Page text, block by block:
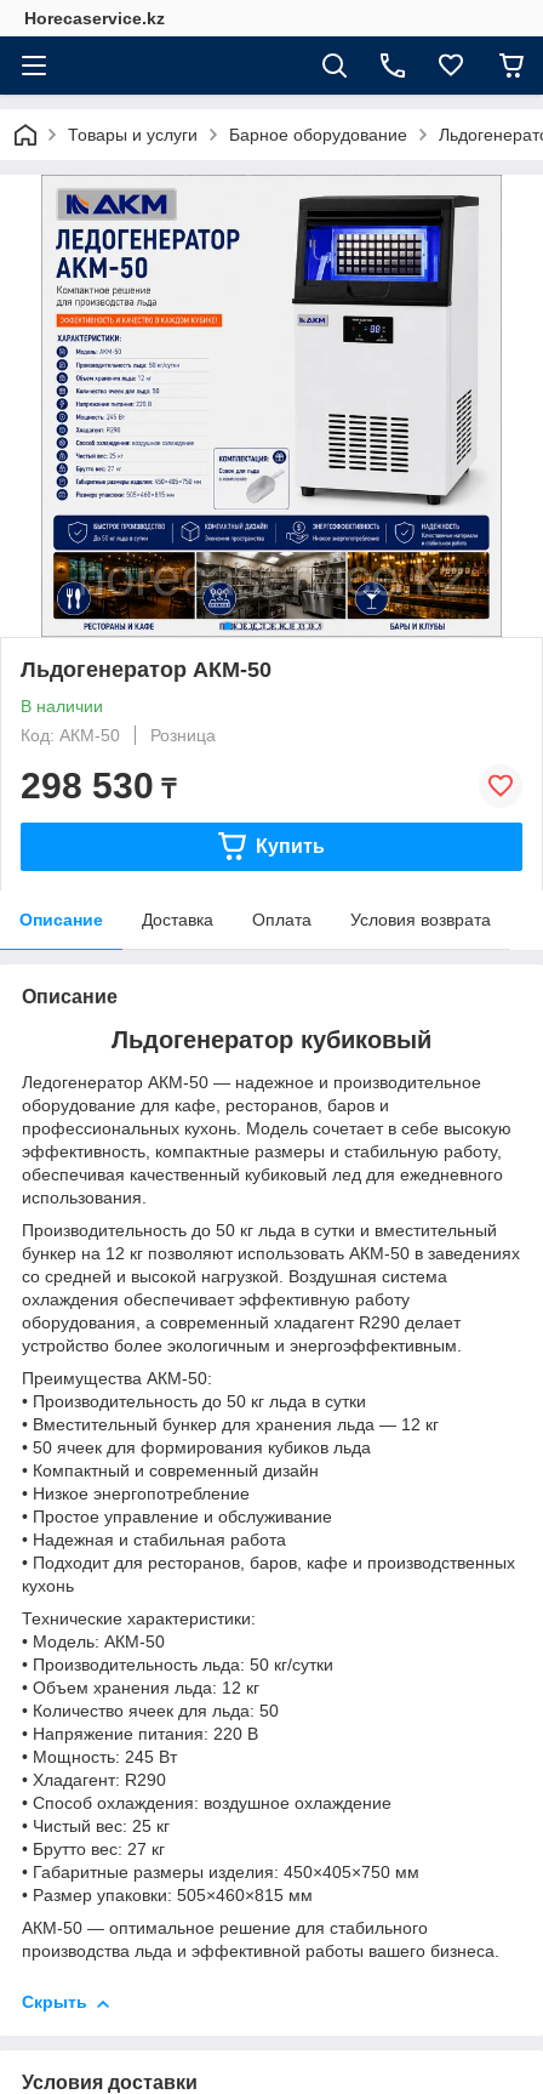
Horecaservice.kz
Товары и услуги Барное оборудование
Льдогенератор АКМ-50
В наличии
Код: АКМ-50
Розница
298 530 ₸
Купить
Описание Доставка Оплата Условия возврата
Описание
Льдогенератор кубиковый
Ледогенератор АКМ-50 — надежное и производительное
оборудование для кафе, ресторанов, баров и
профессиональных кухонь. Модель сочетает в себе высокую
эффективность, компактные размеры и стабильную работу,
обеспечивая качественный кубиковый лед для ежедневного
использования.
Производительность до 50 кг льда в сутки и вместительный
бункер на 12 кг позволяют использовать АКМ-50 в заведениях
со средней и высокой нагрузкой. Воздушная система
охлаждения обеспечивает эффективную работу
оборудования, а современный хладагент R290 делает
устройство более экологичным и энергоэффективным.
Преимущества АКМ-50:
• Производительность до 50 кг льда в сутки
• Вместительный бункер для хранения льда — 12 кг
• 50 ячеек для формирования кубиков льда
• Компактный и современный дизайн
• Низкое энергопотребление
• Простое управление и обслуживание
• Надежная и стабильная работа
• Подходит для ресторанов, баров, кафе и производственных
кухонь
Технические характеристики:
• Модель: АКМ-50
• Производительность льда: 50 кг/сутки
• Объем хранения льда: 12 кг
• Количество ячеек для льда: 50
• Напряжение питания: 220 В
• Мощность: 245 Вт
• Хладагент: R290
• Способ охлаждения: воздушное охлаждение
• Чистый вес: 25 кг
• Брутто вес: 27 кг
• Габаритные размеры изделия: 450×405×750 мм
• Размер упаковки: 505×460×815 мм
АКМ-50 — оптимальное решение для стабильного
производства льда и эффективной работы вашего бизнеса.
Скрыть
Условия доставки